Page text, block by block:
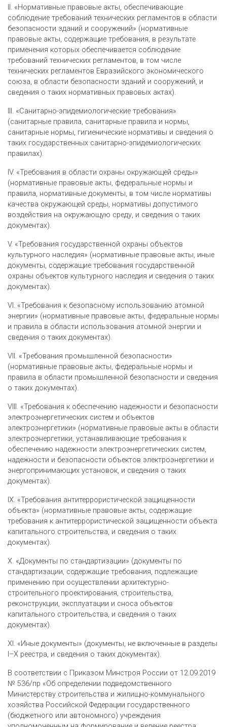
II. «Нормативные правовые акты, обеспечивающие
соблюдение требований технических регламентов в области
безопасности зданий и сооружений» (нормативные
правовые акты, содержащие требования, в результате
применения которых обеспечивается соблюдение
требований технических регламентов, в том числе
технических регламентов Евразийского экономического
союза, в области безопасности зданий и сооружений, и
сведения о таких нормативных правовых актах).
III. «Санитарно-эпидемиологические требования»
(санитарные правила, санитарные правила и нормы,
санитарные нормы, гигиенические нормативы и сведения о
таких государственных санитарно-эпидемиологических
правилах).
IV. «Требования в области охраны окружающей среды»
(нормативные правовые акты, федеральные нормы и
правила, нормативные документы, в том числе нормативы
качества окружающей среды, нормативы допустимого
воздействия на окружающую среду, и сведения о таких
документах).
V. «Требования государственной охраны объектов
культурного наследия» (нормативные правовые акты, иные
документы, содержащие требования государственной
охраны объектов культурного наследия и сведения о таких
документах).
VI. «Требования к безопасному использованию атомной
энергии» (нормативные правовые акты, федеральные нормы
и правила в области использования атомной энергии и
сведения о таких документах).
VII. «Требования промышленной безопасности»
(нормативные правовые акты, федеральные нормы и
правила в области промышленной безопасности и сведения
о таких документах).
VIII. «Требования к обеспечению надежности и безопасности
электроэнергетических систем и объектов
электроэнергетики» (нормативные правовые акты в области
электроэнергетики, устанавливающие требования к
обеспечению надежности электроэнергетических систем,
надежности и безопасности объектов электроэнергетики и
энергопринимающих установок, и сведения о таких
документах).
IX. «Требования антитеррористической защищенности
объекта» (нормативные правовые акты, содержащие
требования к антитеррористической защищенности объекта
капитального строительства, и сведения о таких
документах).
X. «Документы по стандартизации» (документы по
стандартизации, содержащие требования, подлежащие
применению при осуществлении архитектурно-
строительного проектирования, строительства,
реконструкции, эксплуатации и сноса объектов
капитального строительства, и сведения о таких
документах).
XI. «Иные документы» (документы, не включенные в разделы
I–X реестра, и сведения о таких документах).
В соответствии с Приказом Минстроя России от 12.09.2019
№ 536/пр «Об определении подведомственного
Министерству строительства и жилищно-коммунального
хозяйства Российской Федерации государственного
(бюджетного или автономного) учреждения